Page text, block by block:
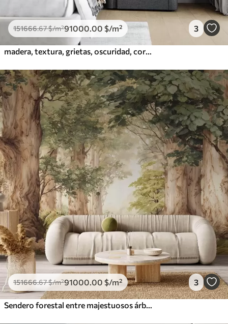
151666.67$/m²91000 .00 $/m² 3
151666.67$/m²91000 .00 $/m² 3